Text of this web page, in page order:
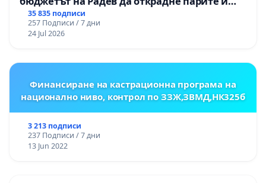
правата ни в тъмното
35 835 подписи
257 Подписи / 7 дни
24 Jul 2026
Финансиране на кастрационна програма на
национално ниво, контрол по ЗЗЖ,ЗВМД,НК325б
3 213 подписи
237 Подписи / 7 дни
13 Jun 2022